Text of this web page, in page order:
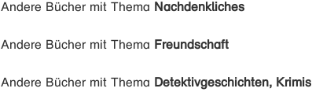
Andere Bücher mit Thema Nachdenkliches
Andere Bücher mit Thema Freundschaft
Andere Bücher mit Thema Detektivgeschichten, Krimis